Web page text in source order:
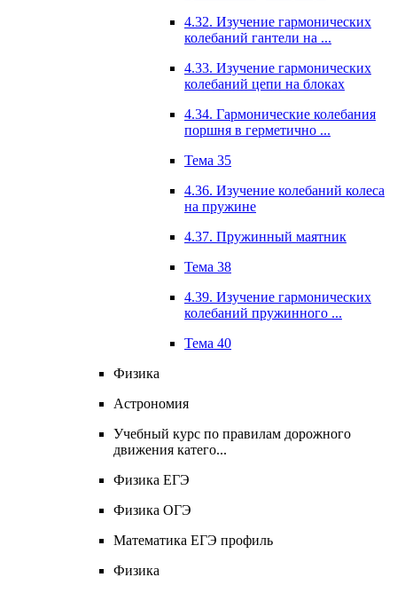
4.32. Изучение гармонических
колебаний гантели на ...
4.33. Изучение гармонических
колебаний цепи на блоках
4.34. Гармонические колебания
поршня в герметично ...
Тема 35
4.36. Изучение колебаний колеса
на пружине
4.37. Пружинный маятник
Тема 38
4.39. Изучение гармонических
колебаний пружинного ...
Тема 40
Физика
Астрономия
Учебный курс по правилам дорожного
движения катего...
Физика ЕГЭ
Физика ОГЭ
Математика ЕГЭ профиль
Физика